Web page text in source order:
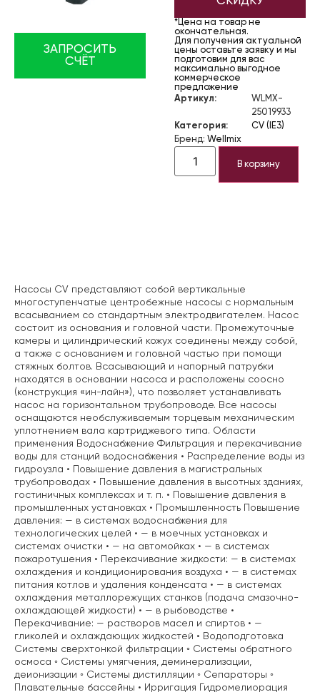
ЗАПРОСИТЬ
СЧЁТ
*Цена на товар не
окончательная.
Для получения актуальной
цены оставьте заявку и мы
подготовим для вас
максимально выгодное
коммерческое
предложение
Артикул:
WLMX-
25019933
Категория:
CV (IE3)
Бренд: Wellmix
В корзину
Насосы CV представляют собой вертикальные
многоступенчатые центробежные насосы с нормальным
всасыванием со стандартным электродвигателем. Насос
состоит из основания и головной части. Промежуточные
камеры и цилиндрический кожух соединены между собой,
а также с основанием и головной частью при помощи
стяжных болтов. Всасывающий и напорный патрубки
находятся в основании насоса и расположены соосно
(конструкция «ин-лайн»), что позволяет устанавливать
насос на горизонтальном трубопроводе. Все насосы
оснащаются необслуживаемым торцевым механическим
уплотнением вала картриджевого типа. Области
применения Водоснабжение Фильтрация и перекачивание
воды для станций водоснабжения • Распределение воды из
гидроузла • Повышение давления в магистральных
трубопроводах • Повышение давления в высотных зданиях,
гостиничных комплексах и т. п. • Повышение давления в
промышленных установках • Промышленность Повышение
давления: — в системах водоснабжения для
технологических целей • — в моечных установках и
системах очистки • — на автомойках • — в системах
пожаротушения • Перекачивание жидкости: — в системах
охлаждения и кондиционирования воздуха • — в системах
питания котлов и удаления конденсата • — в системах
охлаждения металлорежущих станков (подача смазочно-
охлаждающей жидкости) • — в рыбоводстве •
Перекачивание: — растворов масел и спиртов • —
гликолей и охлаждающих жидкостей • Водоподготовка
Системы сверхтонкой фильтрации ◦ Системы обратного
осмоса ◦ Системы умягчения, деминерализации,
деионизации ◦ Системы дистилляции ◦ Сепараторы ◦
Плавательные бассейны • Ирригация Гидромелиорация